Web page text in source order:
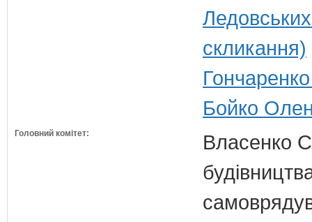
скликання)
Бойко
Головний комітет:
Власенко